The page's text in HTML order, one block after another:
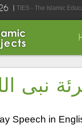
TIES - The Islamic
نبى
Speech in